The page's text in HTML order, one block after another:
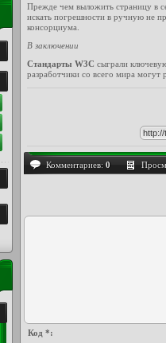
Прежде чем выложить страницу в
искать погрешности в ручную не
консорциума.
В заключении
Стандарты W3C сыграли
разработчики со всего мира могут
Комментариев: 0
Код *: